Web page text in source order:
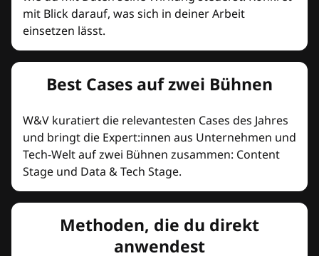
mit Blick darauf, was sich in deiner Arbeit
einsetzen lässt.
Best Cases auf zwei Bühnen
W&V kuratiert die relevantesten Cases des Jahres
und bringt die Expert:innen aus Unternehmen und
Tech-Welt auf zwei Bühnen zusammen: Content
Stage und Data & Tech Stage.
Methoden, die du direkt
anwendest